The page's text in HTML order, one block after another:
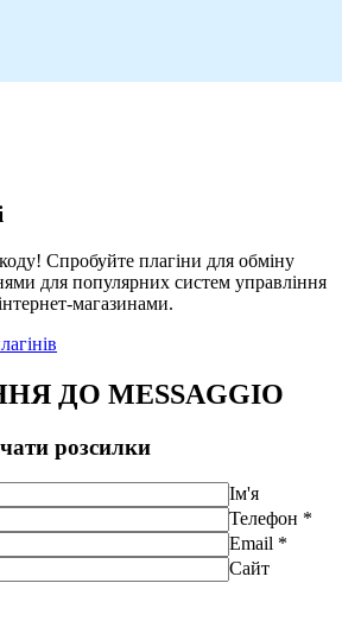
Спробуйте плагіни для обміну
для популярних систем управління
магазинами.
ДО MESSAGGIO
розсилки
Ім'я
Телефон *
Email *
Сайт